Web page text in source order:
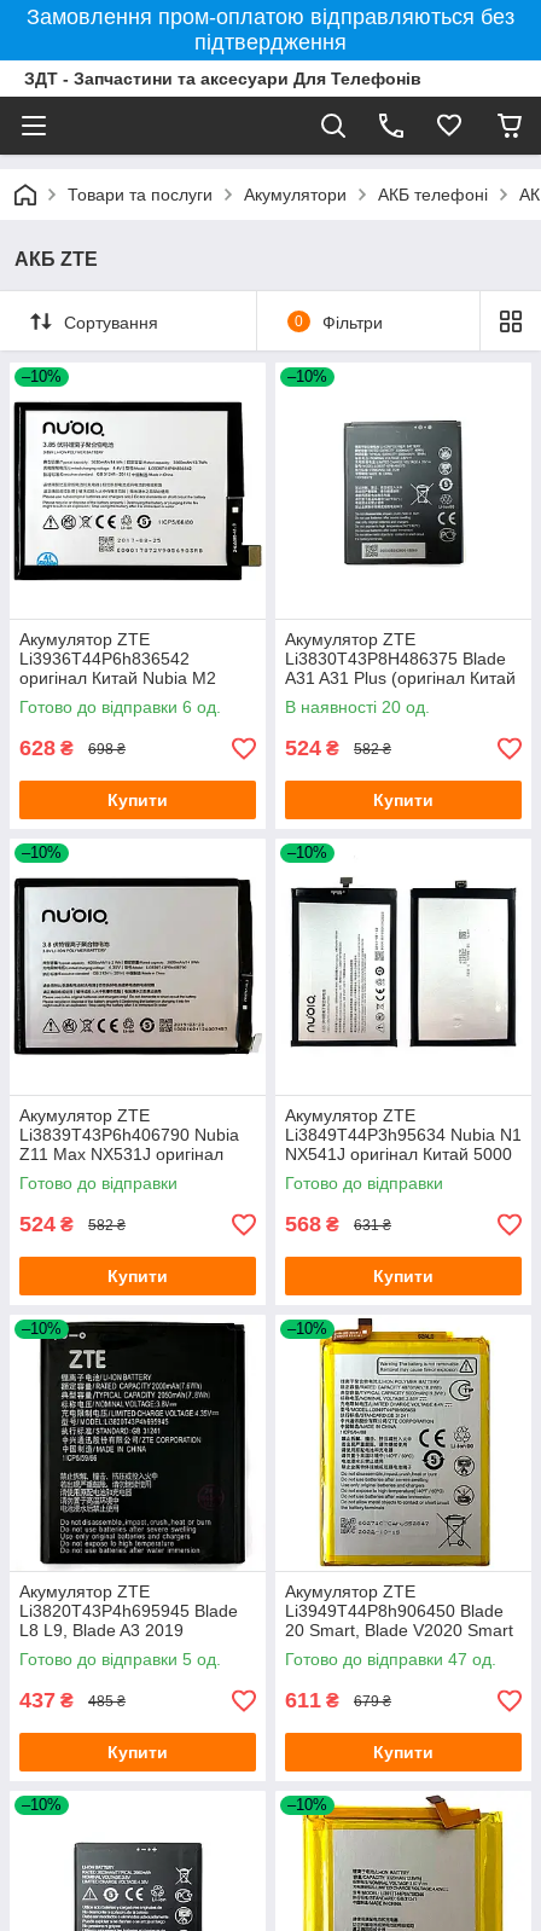
Замовлення пром-оплатою відправляються без
підтвердження
ЗДТ - Запчастини та аксесуари Для Телефонів
Товари та послуги Акумулятори АКБ телефоні
АКБ ZTE
Сортування 0 Фільтри
–10%
Акумулятор ZTE
Li3936T44P6h836542
оригінал Китай Nubia M2
NX551J 3630 mAh
Готово до відправки 6 од.
628 ₴ 698 ₴
Купити
–10%
Акумулятор ZTE
Li3830T43P8H486375 Blade
A31 A31 Plus (оригінал Китай
3050 mAh)
В наявності 20 од.
524 ₴ 582 ₴
Купити
–10%
Акумулятор ZTE
Li3839T43P6h406790 Nubia
Z11 Max NX531J оригінал
Китай 4000 mAh
Готово до відправки
524 ₴ 582 ₴
Купити
–10%
Акумулятор ZTE
Li3849T44P3h95634 Nubia N1
NX541J оригінал Китай 5000
mAh
Готово до відправки
568 ₴ 631 ₴
Купити
–10%
Акумулятор ZTE
Li3820T43P4h695945 Blade
L8 L9, Blade A3 2019
(оригінал Китай 2050 mAh)
Готово до відправки 5 од.
437 ₴ 485 ₴
Купити
–10%
Акумулятор ZTE
Li3949T44P8h906450 Blade
20 Smart, Blade V2020 Smart
8010, Blade V30 V30 Vita
(оригінал Китай 5000 mAh)
Готово до відправки 47 од.
611 ₴ 679 ₴
Купити
–10% –10%